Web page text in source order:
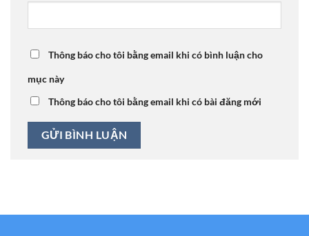
Thông báo cho tôi bằng email khi có bình luận cho
mục này
Thông báo cho tôi bằng email khi có bài đăng mới